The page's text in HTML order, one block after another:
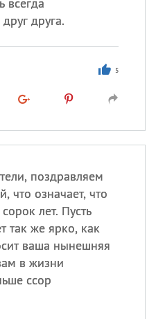
друга.
5
поздравляем
что означает, что
лет. Пусть
так же ярко, как
ваша нынешняя
в жизни
ссор
значениеи